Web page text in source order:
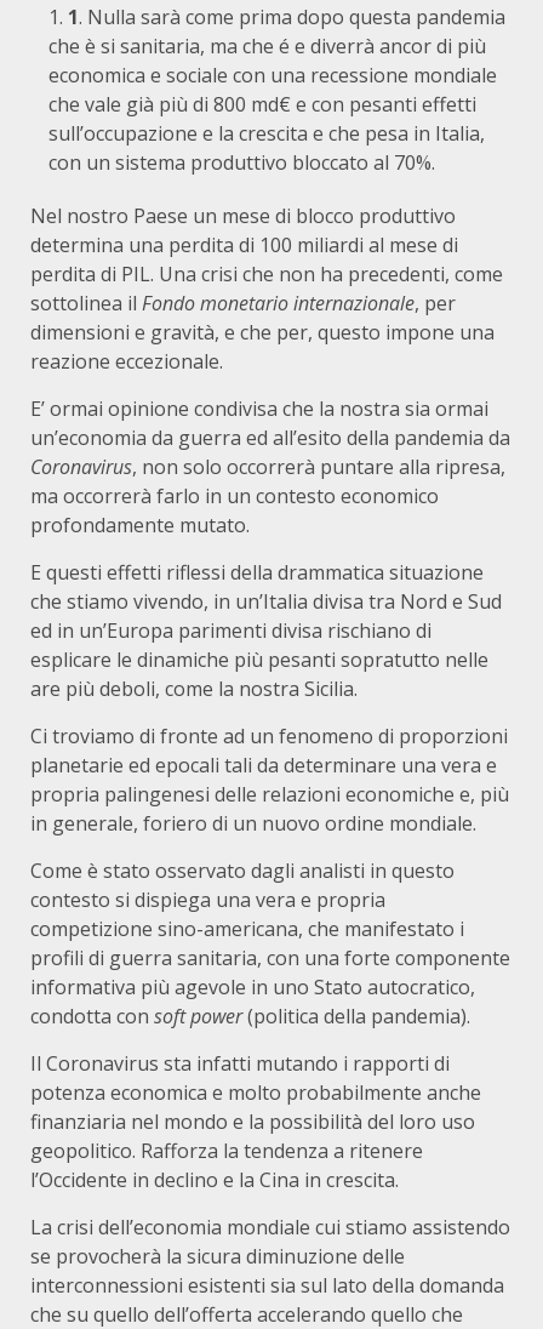
1. Nulla sarà come prima dopo questa pandemia
che è si sanitaria, ma che é e diverrà ancor di più
economica e sociale con una recessione mondiale
che vale già più di 800 md€ e con pesanti effetti
sull’occupazione e la crescita e che pesa in Italia,
con un sistema produttivo bloccato al 70%.
Nel nostro Paese un mese di blocco produttivo
determina una perdita di 100 miliardi al mese di
perdita di PIL. Una crisi che non ha precedenti, come
sottolinea il Fondo monetario internazionale, per
dimensioni e gravità, e che per, questo impone una
reazione eccezionale.
E’ ormai opinione condivisa che la nostra sia ormai
un’economia da guerra ed all’esito della pandemia da
Coronavirus, non solo occorrerà puntare alla ripresa,
ma occorrerà farlo in un contesto economico
profondamente mutato.
E questi effetti riflessi della drammatica situazione
che stiamo vivendo, in un’Italia divisa tra Nord e Sud
ed in un’Europa parimenti divisa rischiano di
esplicare le dinamiche più pesanti sopratutto nelle
are più deboli, come la nostra Sicilia.
Ci troviamo di fronte ad un fenomeno di proporzioni
planetarie ed epocali tali da determinare una vera e
propria palingenesi delle relazioni economiche e, più
in generale, foriero di un nuovo ordine mondiale.
Come è stato osservato dagli analisti in questo
contesto si dispiega una vera e propria
competizione sino-americana, che manifestato i
profili di guerra sanitaria, con una forte componente
informativa più agevole in uno Stato autocratico,
condotta con soft power(politica della pandemia).
Il Coronavirus sta infatti mutando i rapporti di
potenza economica e molto probabilmente anche
finanziaria nel mondo e la possibilità del loro uso
geopolitico. Rafforza la tendenza a ritenere
l’Occidente in declino e la Cina in crescita.
La crisi dell’economia mondiale cui stiamo assistendo
se provocherà la sicura diminuzione delle
interconnessioni esistenti sia sul lato della domanda
che su quello dell’offerta accelerando quello che